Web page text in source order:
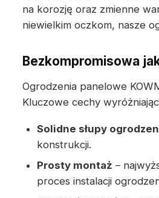
na korozję oraz zmienne
niewielkim oczkom, nasze
Bezkompromisowa
Ogrodzenia panelowe
Kluczowe cechy
Solidne słupy
konstrukcji.
Prosty montaż –
proces instalacji